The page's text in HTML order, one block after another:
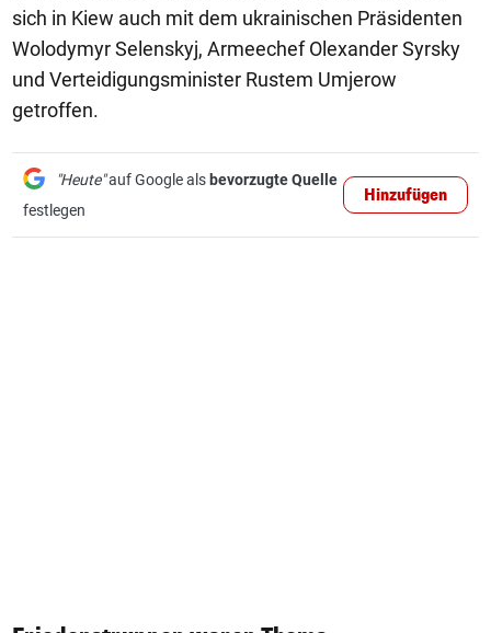
sich in Kiew auch mit dem ukrainischen Präsidenten
Wolodymyr Selenskyj, Armeechef Olexander Syrsky
und Verteidigungsminister Rustem Umjerow
getroffen.
"Heute"auf Google als bevorzugte Quelle
festlegen
Hinzufügen